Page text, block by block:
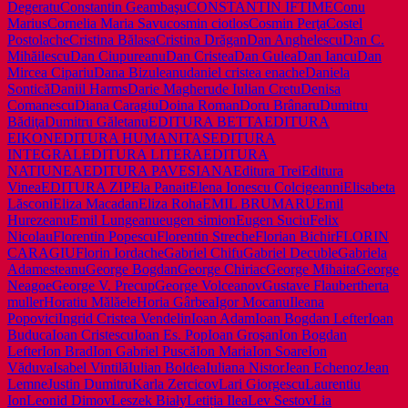
DegeratuConstantin GeambaşuCONSTANTIN IFTIMEConu
MariusCornelia Maria Savucosmin ciotlosCosmin PerţaCostel
PostolacheCristina BălasaCristina DrăganDan AnghelescuDan C.
MihăilescuDan CiupureanuDan CristeaDan GuleaDan IancuDan
Mircea CipariuDana Bizuleanudaniel cristea enacheDaniela
SonticăDaniil HarmsDarie Magherude Iulian CretuDenisa
ComanescuDiana CaragiuDoina RomanDoru BrânaruDumitru
BădiţaDumitru GăletanuEDITURA BETTAEDITURA
EIKONEDITURA HUMANITASEDITURA
INTEGRALEDITURA LITERAEDITURA
NATIUNEAEDITURA PAVESIANAEditura TreiEditura
VineaEDITURA ZIPEla PanaitElena Ionescu ColcigeanniElisabeta
LăsconiEliza MacadanEliza RohaEMIL BRUMARUEmil
HurezeanuEmil Lungeanueugen simionEugen SuciuFelix
NicolauFlorentin PopescuFlorentin StrecheFlorian BichirFLORIN
CARAGIUFlorin IordacheGabriel ChifuGabriel DecubleGabriela
AdamesteanuGeorge BogdanGeorge ChiriacGeorge MihaitaGeorge
NeagoeGeorge V. PrecupGeorge VolceanovGustave Flaubertherta
mullerHoratiu MălăeleHoria GârbeaIgor MocanuIleana
PopoviciIngrid Cristea VendelinIoan AdamIoan Bogdan LefterIoan
BuducaIoan CristescuIoan Es. PopIoan GroşanIon Bogdan
LefterIon BradIon Gabriel PuscăIon MariaIon SoareIon
VăduvaIsabel VintilăIulian BoldeaIuliana NistorJean EchenozJean
LemneJustin DumitruKarla ZercicovLari GiorgescuLaurentiu
IonLeonid DimovLeszek BiałyLetiția IleaLev SestovLia